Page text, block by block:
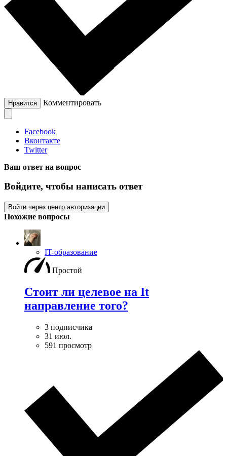
Нравится Комментировать
Facebook
Вконтакте
Twitter
Ваш ответ на вопрос
Войдите, чтобы написать ответ
Войти через центр авторизации
Похожие вопросы
IT-образование
Простой
Стоит ли целевое на It
направление того?
3 подписчика
31 июл.
591 просмотр